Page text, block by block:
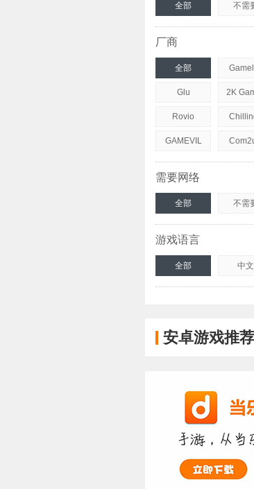
全部 不需
厂商
全部
Glu 2K
Rovio
GAMEVIL
需要网络
全部 不需
游戏语言
全部 中文
安卓游戏推荐